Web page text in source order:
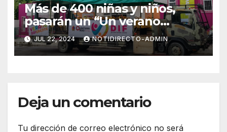
Más de 400 niñas y niños,
pasarán un “Un verano
DIFerente” en Chetumal:
Mara Lezama
JUL 22, 2024 NOTIDIRECTO-ADMIN
Deja un comentario
Tu dirección de correo electrónico no será